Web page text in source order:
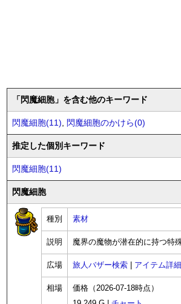
「閃魔細胞」を含む他のキーワード
閃魔細胞(11), 閃魔細胞のかけら(0)
推定した個別キーワード
閃魔細胞(11)
閃魔細胞
種別 素材
説明 魔界の魔物が潜在的に持つ特
広場 旅人バザー検索 アイテム詳細
相場
価格（2026-07-18時点）